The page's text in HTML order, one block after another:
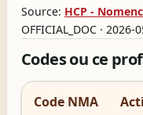
Source: HCP -
OFFICIAL_DOC · 2026-
Codes ou ce
Code NMA